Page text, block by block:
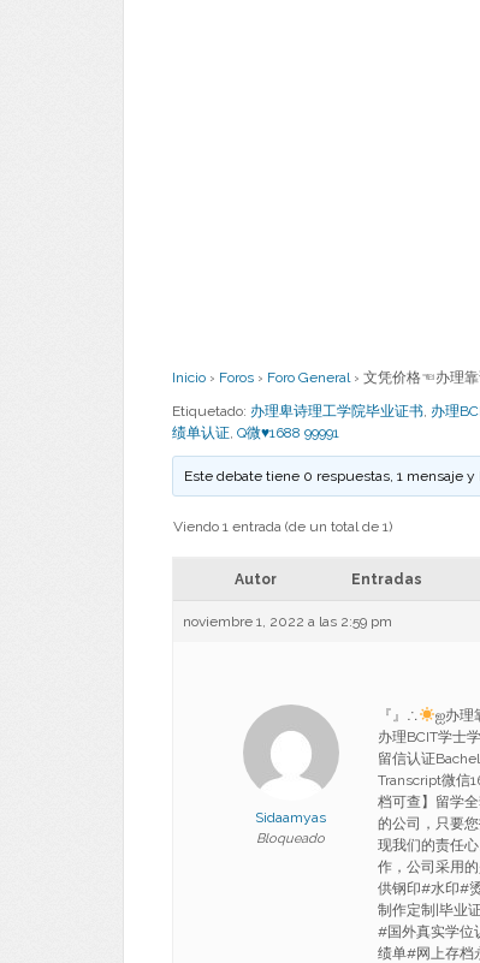
Inicio › Foros › Foro General › 文凭价格☜办理靠
Etiquetado: 办理卑诗理工学院毕业证书, 办理
绩单认证, Q微♥1688 99991
Este debate tiene 0 respuestas, 1 mensaje
Viendo 1 entrada (de un total de 1)
Autor Entradas
noviembre 1, 2022 a las 2:59 pm
Sidaamyas
Bloqueado
『』∴ ஐ办理
办理BCIT学士
留信认证
Transcript微信
档可查】留学
的公司，只要
现我们的责任
作，公司采用
供钢印#水印#
制作定制|毕业
#国外真实学位
绩单#网上存档